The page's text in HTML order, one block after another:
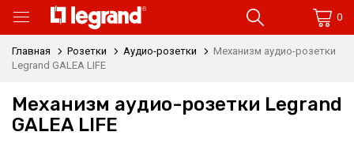
0
Главная Розетки Аудио-розетки
Механизм аудио-розетки
Legrand GALEA LIFE
Механизм аудио-розетки Legrand
GALEA LIFE